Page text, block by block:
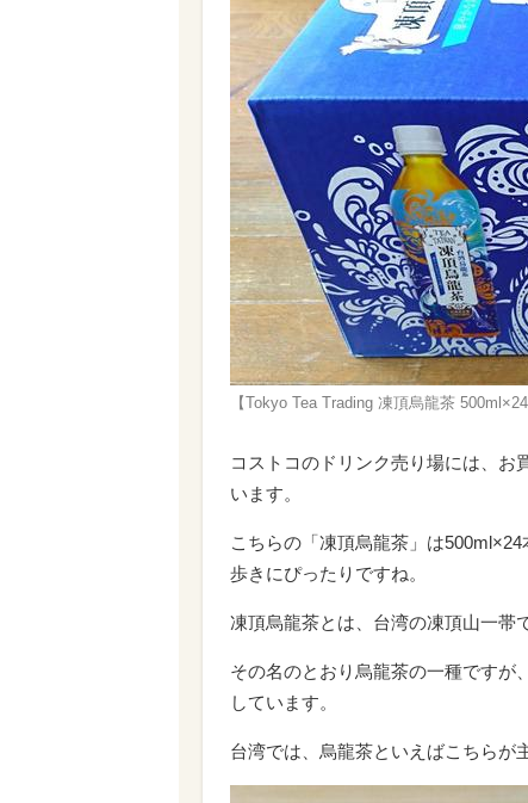
【Tokyo Tea Trading 凍頂烏龍茶
コストコのドリンク売り場には、お
います。
こちらの「凍頂烏龍茶」は
歩きにぴったりですね。
凍頂烏龍茶とは、台湾の凍頂山一帯
その名のとおり烏龍茶の一種ですが
しています。
台湾では、烏龍茶といえばこちらが